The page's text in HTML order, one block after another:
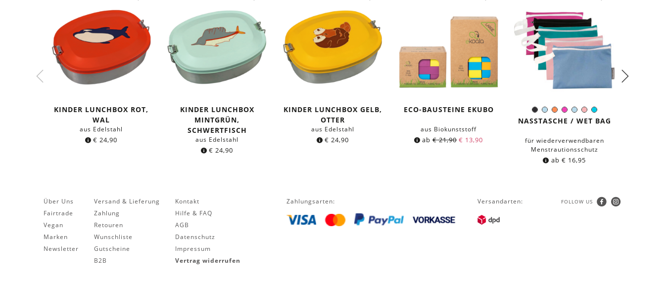
KINDER LUNCHBOX ROT,
WAL
aus Edelstahl
€ 24,90
KINDER LUNCHBOX
MINTGRÜN,
SCHWERTFISCH
aus Edelstahl
€ 24,90
KINDER LUNCHBOX GELB,
OTTER
aus Edelstahl
€ 24,90
ECO-BAUSTEINE EKUBO
aus Biokunststoff
ab€21,90 € 13,90
Schwarz
Hellblau
Orange
PinkHellblau
RosaTürkis
Farbe:
NASSTASCHE / WET BAG
für wiederverwendbaren
Menstrautionsschutz
ab € 16,95
Über Uns
Fairtrade
Vegan
Marken
Newsletter
Versand & Lieferung
Zahlung
Retouren
Wunschliste
Gutscheine
B2B
Kontakt
Hilfe & FAQ
AGB
Datenschutz
Impressum
Vertrag widerrufen
Zahlungsarten: Versandarten: FOLLOW US